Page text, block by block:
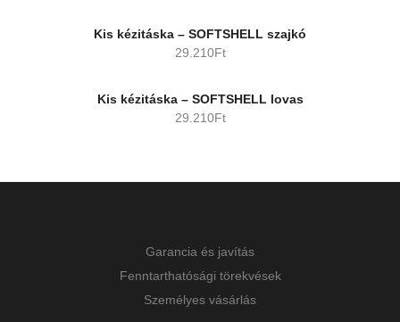
Kis kézitáska – SOFTSHELL szajkó
29.210Ft
Kis kézitáska – SOFTSHELL lovas
29.210Ft
Garancia és javítás
Fenntarthatósági törekvések
Személyes vásárlás